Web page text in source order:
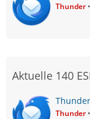
Thunder
Aktuelle 140
Thunder